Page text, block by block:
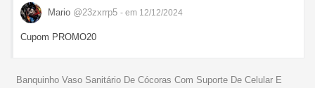
Mario @23zxrrp5 - em 12/12/2024
Cupom PROMO20
Banquinho Vaso Sanitário De Cócoras Com Suporte De Celular E